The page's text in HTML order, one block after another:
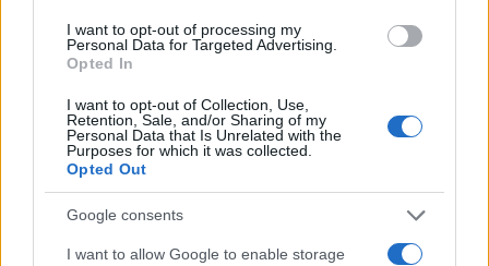
I want to opt-out of processing my
Personal Data for Targeted Advertising.
Opted In
I want to opt-out of Collection, Use,
Retention, Sale, and/or Sharing of my
Personal Data that Is Unrelated with the
Purposes for which it was collected.
Opted Out
Google consents
I want to allow Google to enable storage